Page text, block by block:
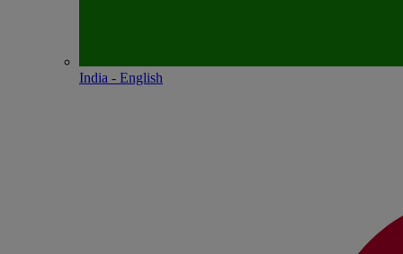
India - English